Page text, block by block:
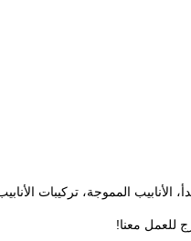
المموجة، تركيبات